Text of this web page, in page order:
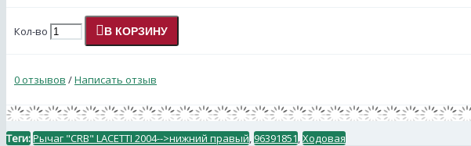
Кол-во В КОРЗИНУ
0 отзывов /Написать отзыв
Теги:Рычаг "CRB" LACETTI 2004-->нижний правый, 96391851,Ходовая